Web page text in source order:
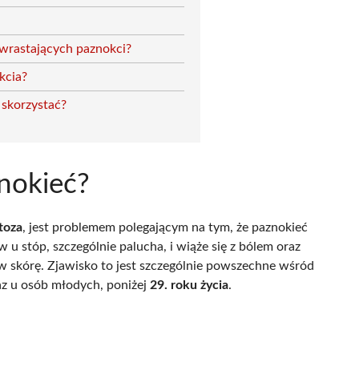
paznokci?
, jest problemem polegającym na tym, że paznokieć
stóp, szczególnie palucha, i wiąże się z bólem oraz
skórę. Zjawisko to jest szczególnie powszechne wśród
u osób młodych, poniżej 29. roku życia.